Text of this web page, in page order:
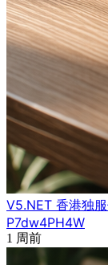
V5.NET 香港独
P7dw4PH4W
1 周前